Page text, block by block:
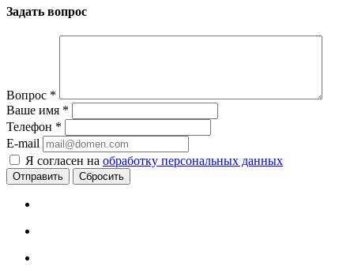
Задать вопрос
Вопрос *
Ваше имя *
Телефон *
E-mail
Я согласен на обработку персональных данных
Сбросить